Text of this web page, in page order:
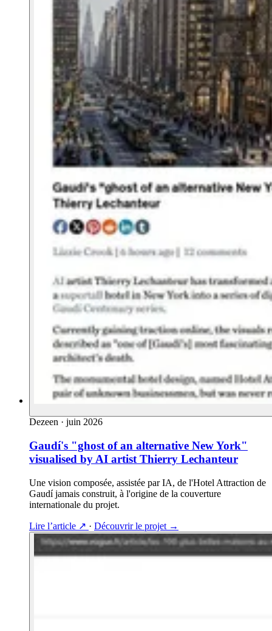
Dezeen · juin 2026
Gaudí's "ghost of an alternative New York"
visualised by AI artist Thierry Lechanteur
Une vision composée, assistée par IA, de l'Hotel Attraction de
Gaudí jamais construit, à l'origine de la couverture
internationale du projet.
Lire l’article ↗ · Découvrir le projet →